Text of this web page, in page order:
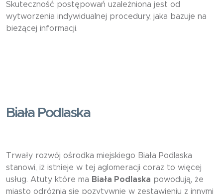
Skuteczność postępowań uzależniona jest od
wytworzenia indywidualnej procedury, jaka bazuje na
bieżącej informacji.
Biała Podlaska
Trwały rozwój ośrodka miejskiego Biała Podlaska
stanowi, iż istnieje w tej aglomeracji coraz to więcej
usług. Atuty które ma Biała Podlaska powodują, że
miasto odróżnia się pozytywnie w zestawieniu z innymi